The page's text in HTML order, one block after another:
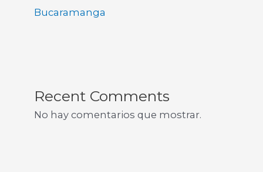
Bucaramanga
Recent Comments
No hay comentarios que mostrar.